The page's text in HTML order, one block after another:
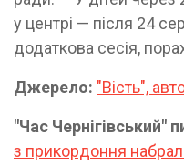
у центрі — після 24
додаткова сесія,
Джерело: "Вість",
"Час Чернігівський"
з прикордоння